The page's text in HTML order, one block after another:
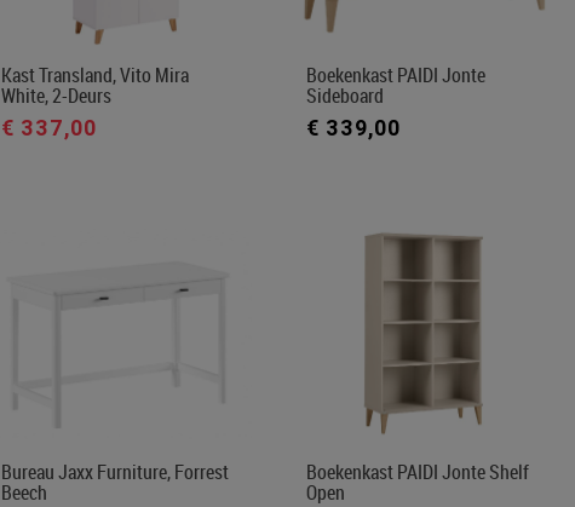
Kast Transland, Vito Mira
White, 2-Deurs
€ 337,00
Boekenkast PAIDI Jonte
Sideboard
€ 339,00
Bureau Jaxx Furniture, Forrest
Beech
Boekenkast PAIDI Jonte Shelf
Open